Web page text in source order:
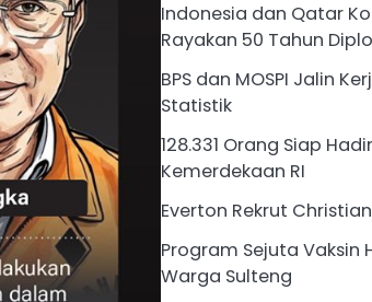
Indonesia dan Qatar
Rayakan 50 Tahun
BPS dan MOSPI Jalin
Statistik
128.331 Orang Siap
Kemerdekaan RI
Everton Rekrut
Program Sejuta Vaksin
Warga Sulteng